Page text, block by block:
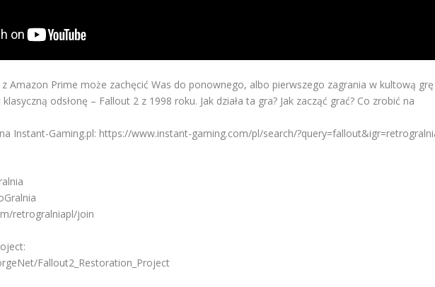
Amazon Prime może zachęcić Was do ponownego, albo pierwszego zagrania w kultową grę
odsłonę – Fallout 2 z 1998 roku. Jak działa ta gra? Jak zacząć grać? Co zrobić na
Instant-Gaming.pl: https://www.instant-gaming.com/pl/search/
retrogralniapl/join
Fallout2_Restoration_Project